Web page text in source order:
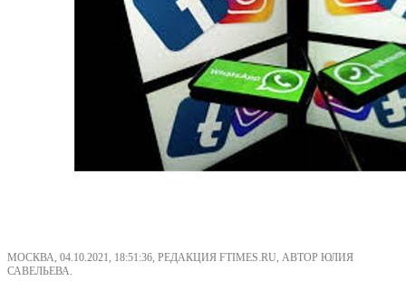
МОСКВА, 04.10.2021, 18:51:36, РЕДАКЦИЯ FTIMES.RU, АВТОР ЮЛИЯ
САВЕЛЬЕВА.